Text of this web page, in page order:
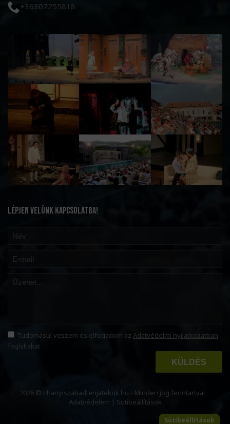
+36307255818
LÉPJEN VELÜNK KAPCSOLATBA!
Tudomásul veszem és elfogadom az Adatvédelmi nyilatkozatban
foglaltakat
KÜLDÉS
2026 © tihanyiszabadterijatekok.hu - Minden jog fenntartva!
Adatvédelem | Sütibeállítások
Sütibeállítások